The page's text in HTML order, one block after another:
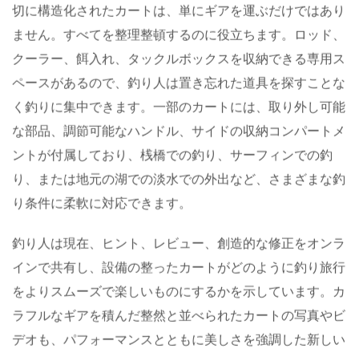
釣りカートの最大の利点の 1 つは、その多用途性です。適
切に構造化されたカートは、単にギアを運ぶだけではあり
ません。すべてを整理整頓するのに役立ちます。ロッド、
クーラー、餌入れ、タックルボックスを収納できる専用ス
ペースがあるので、釣り人は置き忘れた道具を探すことな
く釣りに集中できます。一部のカートには、取り外し可能
な部品、調節可能なハンドル、サイドの収納コンパートメ
ントが付属しており、桟橋での釣り、サーフィンでの釣
り、または地元の湖での淡水での外出など、さまざまな釣
釣り人は現在、ヒント、レビュー、創造的な修正をオンラ
インで共有し、設備の整ったカートがどのように釣り旅行
をよりスムーズで楽しいものにするかを示しています。カ
ラフルなギアを積んだ整然と並べられたカートの写真やビ